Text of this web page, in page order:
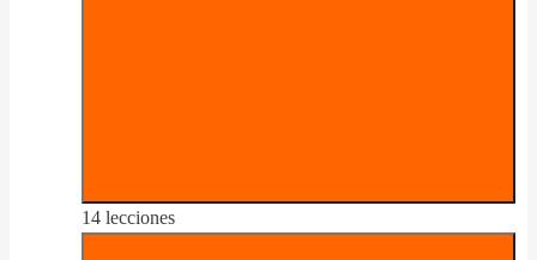
14 lecciones